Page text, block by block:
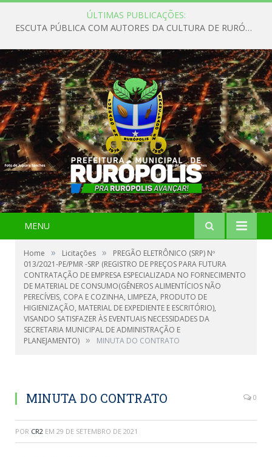
ÚLTIMAS PUBLICAÇÕES:
ESCUTA PÚBLICA COM AUTORES DA CULTURA DE RURÓPOLIS
MENU
Home » Licitações »
PREGÃO ELETRÔNICO (SRP) Nº
013/2021-PE/PMR -SRP (REGISTRO DE PREÇOS PARA FUTURA
CONTRATAÇÃO DE EMPRESA ESPECIALIZADA NO FORNECIMENTO
DE MATERIAL DE CONSUMO(GÊNEROS ALIMENTÍCIOS NÃO
PERECÍVEIS, COPA E COZINHA, LIMPEZA, PRODUTO DE
HIGIENIZAÇÃO, MATERIAL DE EXPEDIENTE E ESCRITÓRIO),
VISANDO SATISFAZER ÀS EVENTUAIS NECESSIDADES DA
SECRETARIA MUNICIPAL DE ADMINISTRAÇÃO E
PLANEJAMENTO) » MINUTA DO CONTRATO
MINUTA DO CONTRATO 0
POR CR2 EM 29 DE SETEMBRO DE 2021